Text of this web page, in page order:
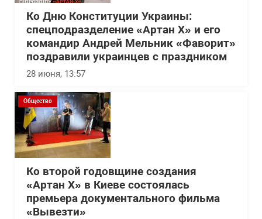
Ко Дню Конституции Украины:
спецподразделение «Артан Х» и его
командир Андрей Мельник «Фаворит»
поздравили украинцев с праздником
28 июня, 13:57
Общество
Ко второй годовщине создания
«Артан Х» в Киеве состоялась
премьера документального фильма
«Вывезти»